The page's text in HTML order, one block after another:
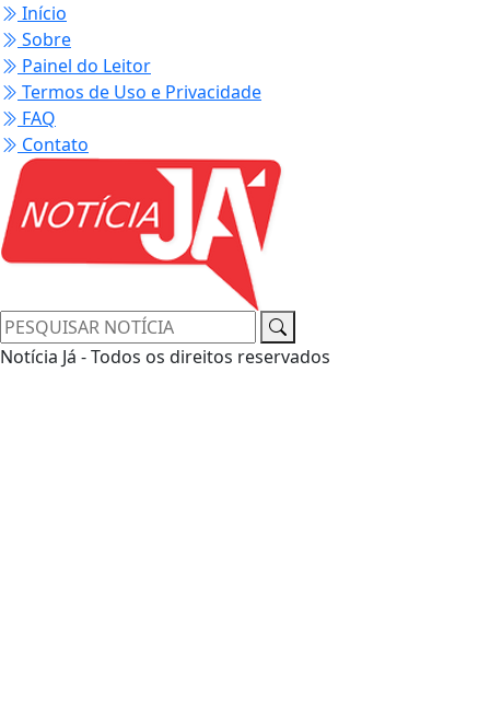
Início
Sobre
Painel do Leitor
Termos de Uso e Privacidade
FAQ
Contato
Notícia Já - Todos os direitos reservados